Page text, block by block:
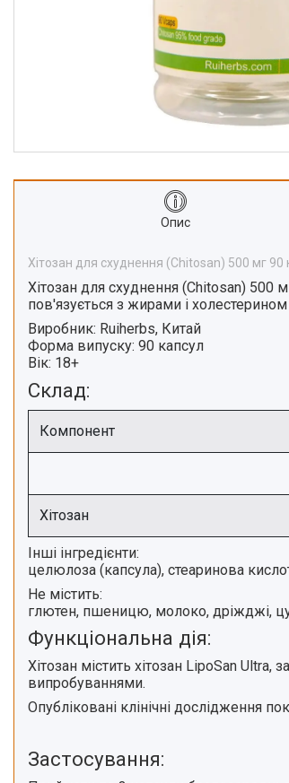
Натуральна косметика
Крупи, насіння, бобові
Про нас
Опис
Хітозан для схуднення (Chitosan) 500 мг 90
Хітозан для схуднення (Chitosan) 500
пов'язується з жирами і холестерином
Виробник: Ruiherbs, Китай
Форма випуску: 90 капсул
Вік: 18+
Склад:
Компонент
Хітозан
Інші інгредієнти:
целюлоза (капсула), стеаринова
Не містить:
глютен, пшеницю, молоко, дріжджі,
Функціональна дія:
Хітозан містить хітозан LipoSan Ultra,
випробуваннями.
Опубліковані клінічні дослідження
Застосування: